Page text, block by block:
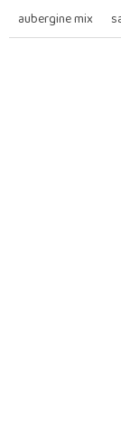
aubergine mix